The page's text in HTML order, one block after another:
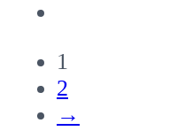
1
2
→